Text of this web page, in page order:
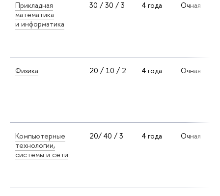
Прикладная
математика
и информатика
30 / 30 / 3 4 года Очная
Физика 20 / 10 / 2 4 года Очная
Компьютерные
технологии,
системы и сети
20/ 40 / 3 4 года Очная